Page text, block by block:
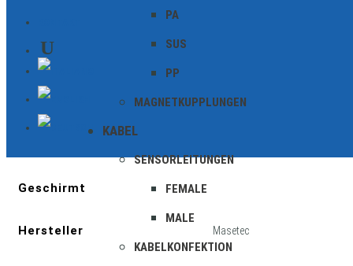
PA
SUS
PP
MAGNETKUPPLUNGEN
KABEL
SENSORLEITUNGEN
FEMALE
MALE
KABELKONFEKTION
Wasseraufbereitungsindustrie.
Zusätzliche Informationen
Geschirmt
Hersteller Masetec